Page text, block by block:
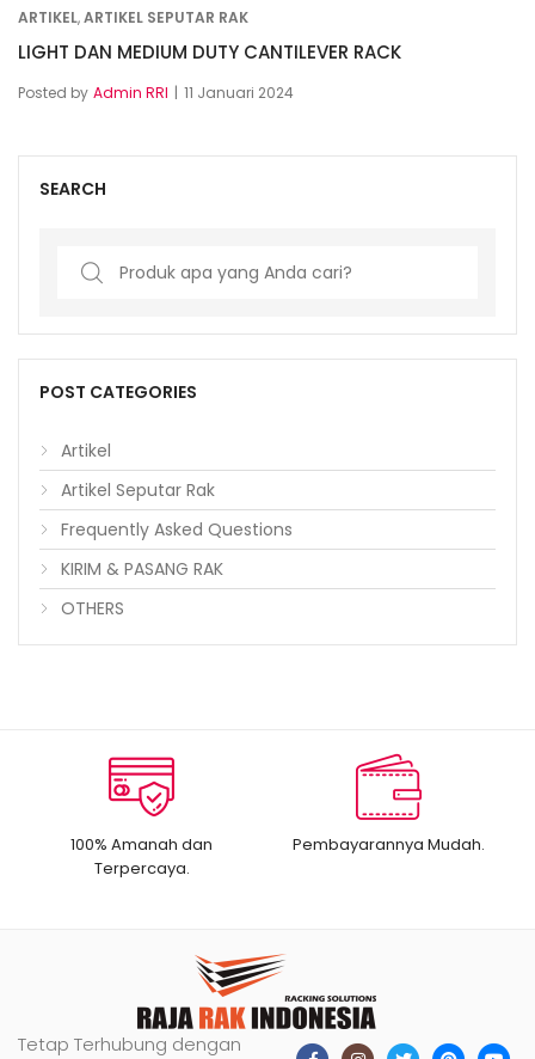
ARTIKEL,ARTIKEL SEPUTAR RAK
LIGHT DAN MEDIUM DUTY CANTILEVER RACK
Posted by Admin RRI 11 Januari 2024
SEARCH
Search
POST CATEGORIES
Artikel
Artikel Seputar Rak
Frequently Asked Questions
KIRIM & PASANG RAK
OTHERS
100% Amanah dan
Terpercaya.
Pembayarannya Mudah.
Tetap Terhubung dengan